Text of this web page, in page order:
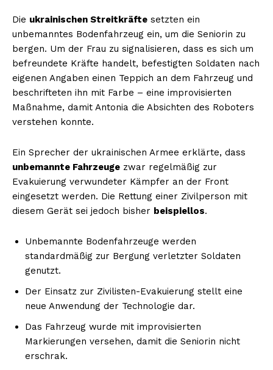
Die ukrainischen Streitkräfte setzten ein
unbemanntes Bodenfahrzeug ein, um die Seniorin zu
bergen. Um der Frau zu signalisieren, dass es sich um
befreundete Kräfte handelt, befestigten Soldaten nach
eigenen Angaben einen Teppich an dem Fahrzeug und
beschrifteten ihn mit Farbe – eine improvisierten
Maßnahme, damit Antonia die Absichten des Roboters
verstehen konnte.
Ein Sprecher der ukrainischen Armee erklärte, dass
unbemannte Fahrzeuge zwar regelmäßig zur
Evakuierung verwundeter Kämpfer an der Front
eingesetzt werden. Die Rettung einer Zivilperson mit
diesem Gerät sei jedoch bisher beispiellos.
Unbemannte Bodenfahrzeuge werden
standardmäßig zur Bergung verletzter Soldaten
genutzt.
Der Einsatz zur Zivilisten-Evakuierung stellt eine
neue Anwendung der Technologie dar.
Das Fahrzeug wurde mit improvisierten
Markierungen versehen, damit die Seniorin nicht
erschrak.